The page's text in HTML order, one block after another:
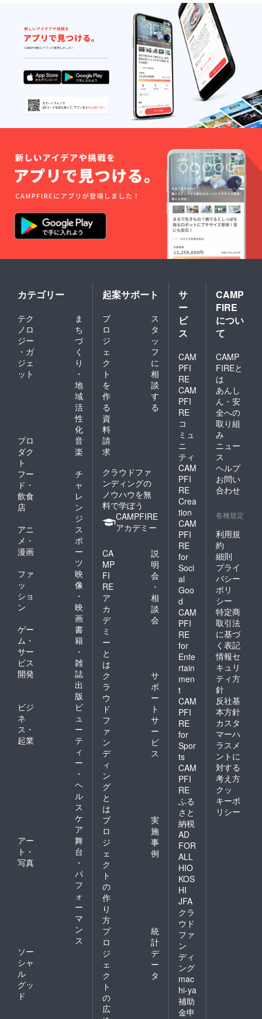
カテゴリー
テク
ノロ
ジー
・ガ
ジェ
ット
ま
ち
づ
く
り
・
地
域
活
性
化
プロ
ダク
ト
音
楽
フー
ド・
飲食
店
チ
ャ
レ
ン
ジ
アニ
メ・
漫画
ス
ポ
ー
ツ
ファ
ッ
ショ
ン
映
像
・
映
画
ゲー
ム・
サー
ビス
開発
書
籍
・
雑
誌
出
版
ビジ
ネ
ス・
起業
ビ
ュ
ー
テ
ィ
ー
・
ヘ
ル
ス
ケ
ア
アー
ト・
写真
舞
台
・
パ
フ
ォ
ー
マ
ン
ス
ソー
シャ
ル
グッ
ド
起案サポート
プ
ロ
ジ
ェ
ク
ト
を
作
る
ス
タ
ッ
フ
に
相
談
す
る
資
料
請
求
クラウドファ
ンディングの
ノウハウを無
料で学ぼう
CAMPFIRE
アカデミー
CA
MP
FI
RE
ア
カ
デ
ミ
ー
と
は
説
明
会
・
相
談
会
ク
ラ
ウ
ド
フ
ァ
ン
デ
ィ
ン
グ
と
は
サ
ポ
ー
ト
サ
ー
ビ
ス
プ
ロ
ジ
ェ
ク
ト
の
作
り
方
実
施
事
例
プ
ロ
ジ
ェ
ク
ト
の
広
統
計
デ
ー
タ
サ
ー
ビ
ス
CAM
PFI
RE
CAM
PFI
RE
コ
ミュ
ニ
ティ
CAM
PFI
RE
Crea
tion
CAM
PFI
RE
for
Soci
al
Goo
d
CAM
PFI
RE
for
Ente
rtain
men
t
CAM
PFI
RE
for
Spor
ts
CAM
PFI
RE
ふる
さと
納税
AD
FOR
ALL
HIO
KOS
HI
JFA
クラ
ウド
ファ
ン
ディ
ング
mac
hi-ya
補助
金申
CAMP
FIRE
につい
て
CAMP
FIREと
は
あんし
ん・安
全への
取り組
み
ニュー
ス
ヘルプ
お問い
合わせ
各種規定
利用規
約
細則
プライ
バシー
ポリ
シー
特定商
取引法
に基づ
く表記
情報セ
キュリ
ティ方
針
反社基
本方針
カスタ
マーハ
ラスメ
ントに
対する
考え方
クッ
キーポ
リシー